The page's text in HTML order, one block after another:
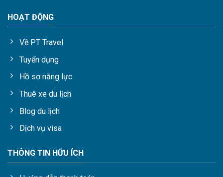
HOẠT ĐỘNG
Về PT Travel
Tuyển dụng
Hồ sơ năng lực
Thuê xe du lịch
Blog du lịch
Dịch vụ visa
THÔNG TIN HỮU ÍCH